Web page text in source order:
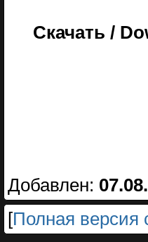
Скачать /
Добавлен:
[Полная версия